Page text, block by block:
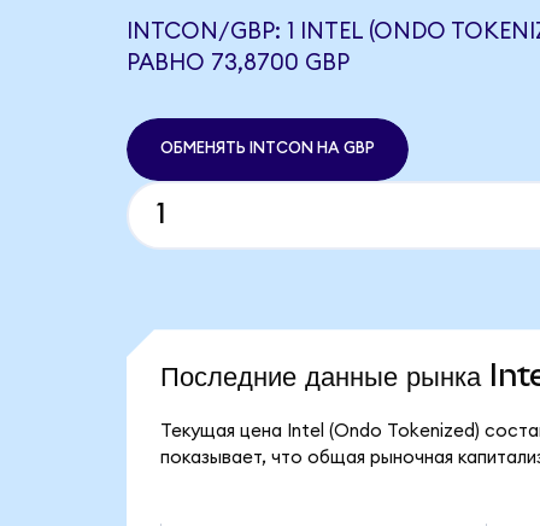
INTCON/GBP: 1 INTEL (ONDO
РАВНО 73,8700 GBP
ОБМЕНЯТЬ INTCON НА GBP
Последние данные рынка
Текущая цена Intel (Ondo Tokenized)
показывает, что общая рыночная